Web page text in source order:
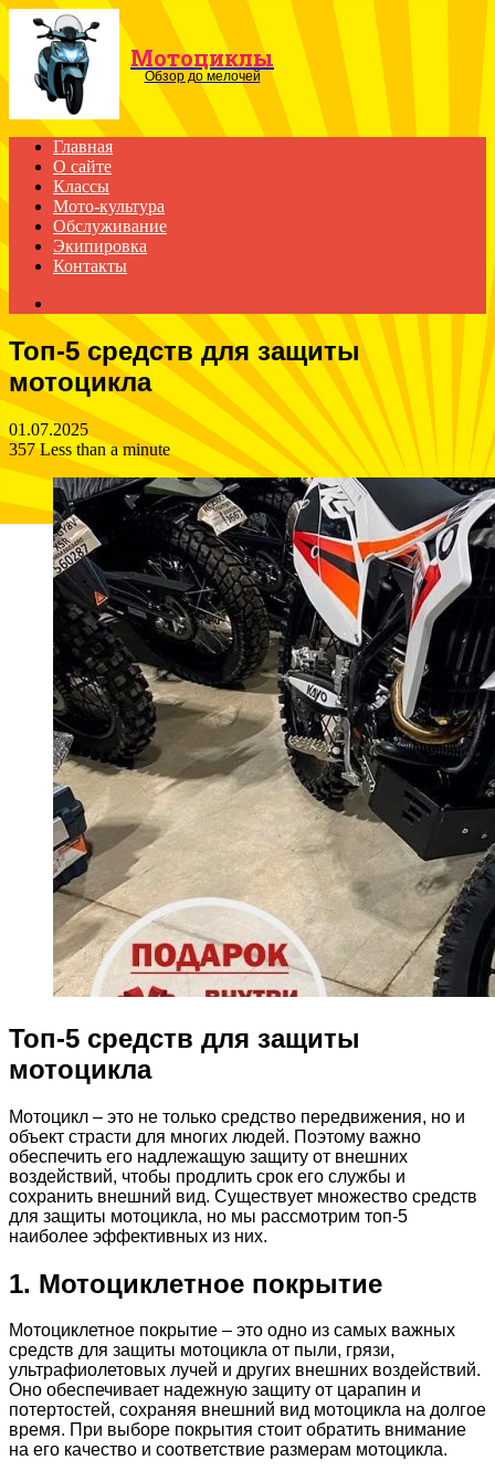
Menu
Мотоциклы
Обзор до мелочей
Главная
О сайте
Классы
Мото-культура
Обслуживание
Экипировка
Контакты
for
Топ-5 средств для защиты
мотоцикла
01.07.2025
357Less than a minute
Топ-5 средств для защиты
мотоцикла
Мотоцикл – это не только средство передвижения, но и
объект страсти для многих людей. Поэтому важно
обеспечить его надлежащую защиту от внешних
воздействий, чтобы продлить срок его службы и
сохранить внешний вид. Существует множество средств
для защиты мотоцикла, но мы рассмотрим топ-5
наиболее эффективных из них.
1. Мотоциклетное покрытие
Мотоциклетное покрытие – это одно из самых важных
средств для защиты мотоцикла от пыли, грязи,
ультрафиолетовых лучей и других внешних воздействий.
Оно обеспечивает надежную защиту от царапин и
потертостей, сохраняя внешний вид мотоцикла на долгое
время. При выборе покрытия стоит обратить внимание
на его качество и соответствие размерам мотоцикла.